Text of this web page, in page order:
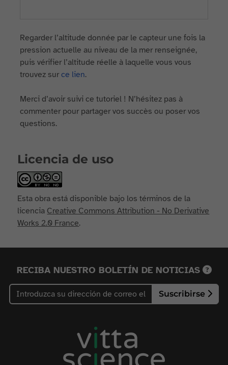
Regarder l’altitude donnée par le capteur une fois la
pression actuelle au niveau de la mer renseignée,
puis vérifier l’altitude réelle à laquelle vous vous
trouvez surce lien.
Merci d’avoir suivi ce tutoriel ! N’hésitez pas à
commenter pour partager vos succès ou poser vos
questions.
Licencia de uso
Esta obra está disponible bajo los términos de la
licencia Creative Commons Attribution - No Derivative
Works 2.0 France.
RECIBA NUESTRO BOLETÍN DE NOTICIAS
Suscribirse